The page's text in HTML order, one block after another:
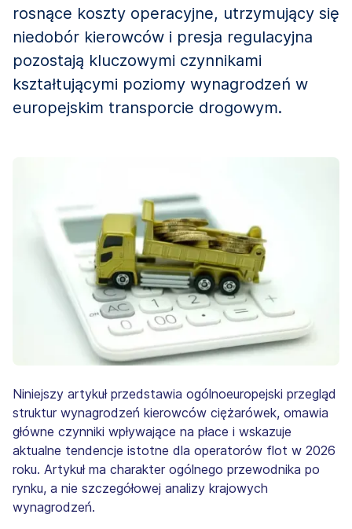
rosnące koszty operacyjne, utrzymujący się
niedobór kierowców i presja regulacyjna
pozostają kluczowymi czynnikami
kształtującymi poziomy wynagrodzeń w
europejskim transporcie drogowym.
Niniejszy artykuł przedstawia ogólnoeuropejski przegląd
struktur wynagrodzeń kierowców ciężarówek, omawia
główne czynniki wpływające na płace i wskazuje
aktualne tendencje istotne dla operatorów flot w 2026
roku. Artykuł ma charakter ogólnego przewodnika po
rynku, a nie szczegółowej analizy krajowych
wynagrodzeń.